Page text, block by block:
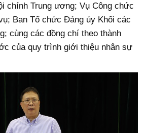
chính Trung ương; Vụ Công chức
Ban Tổ chức Đảng ủy Khối các
cùng các đồng chí theo thành
của quy trình giới thiệu nhân sự